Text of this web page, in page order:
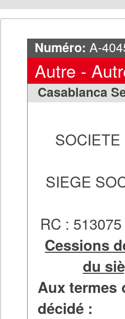
Numéro: A-
Autre -
Casablanca
SIEGE
RC :
Cessions
du
Aux termes
décidé :